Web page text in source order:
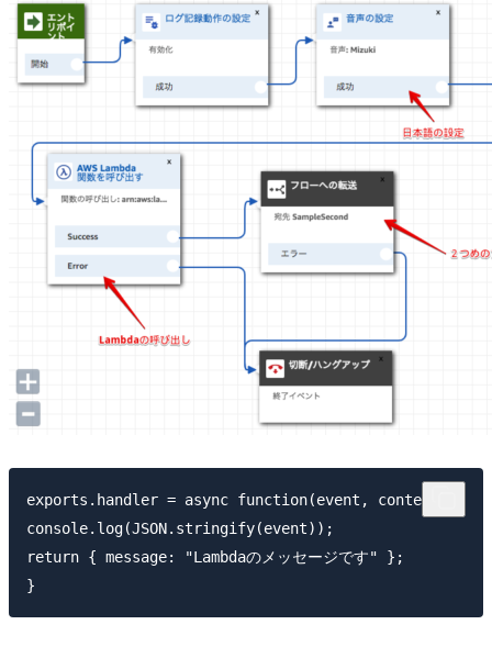
exports.handler = async function(event, context) {
console.log(JSON.stringify(event));
return { message: "Lambdaのメッセージです" };